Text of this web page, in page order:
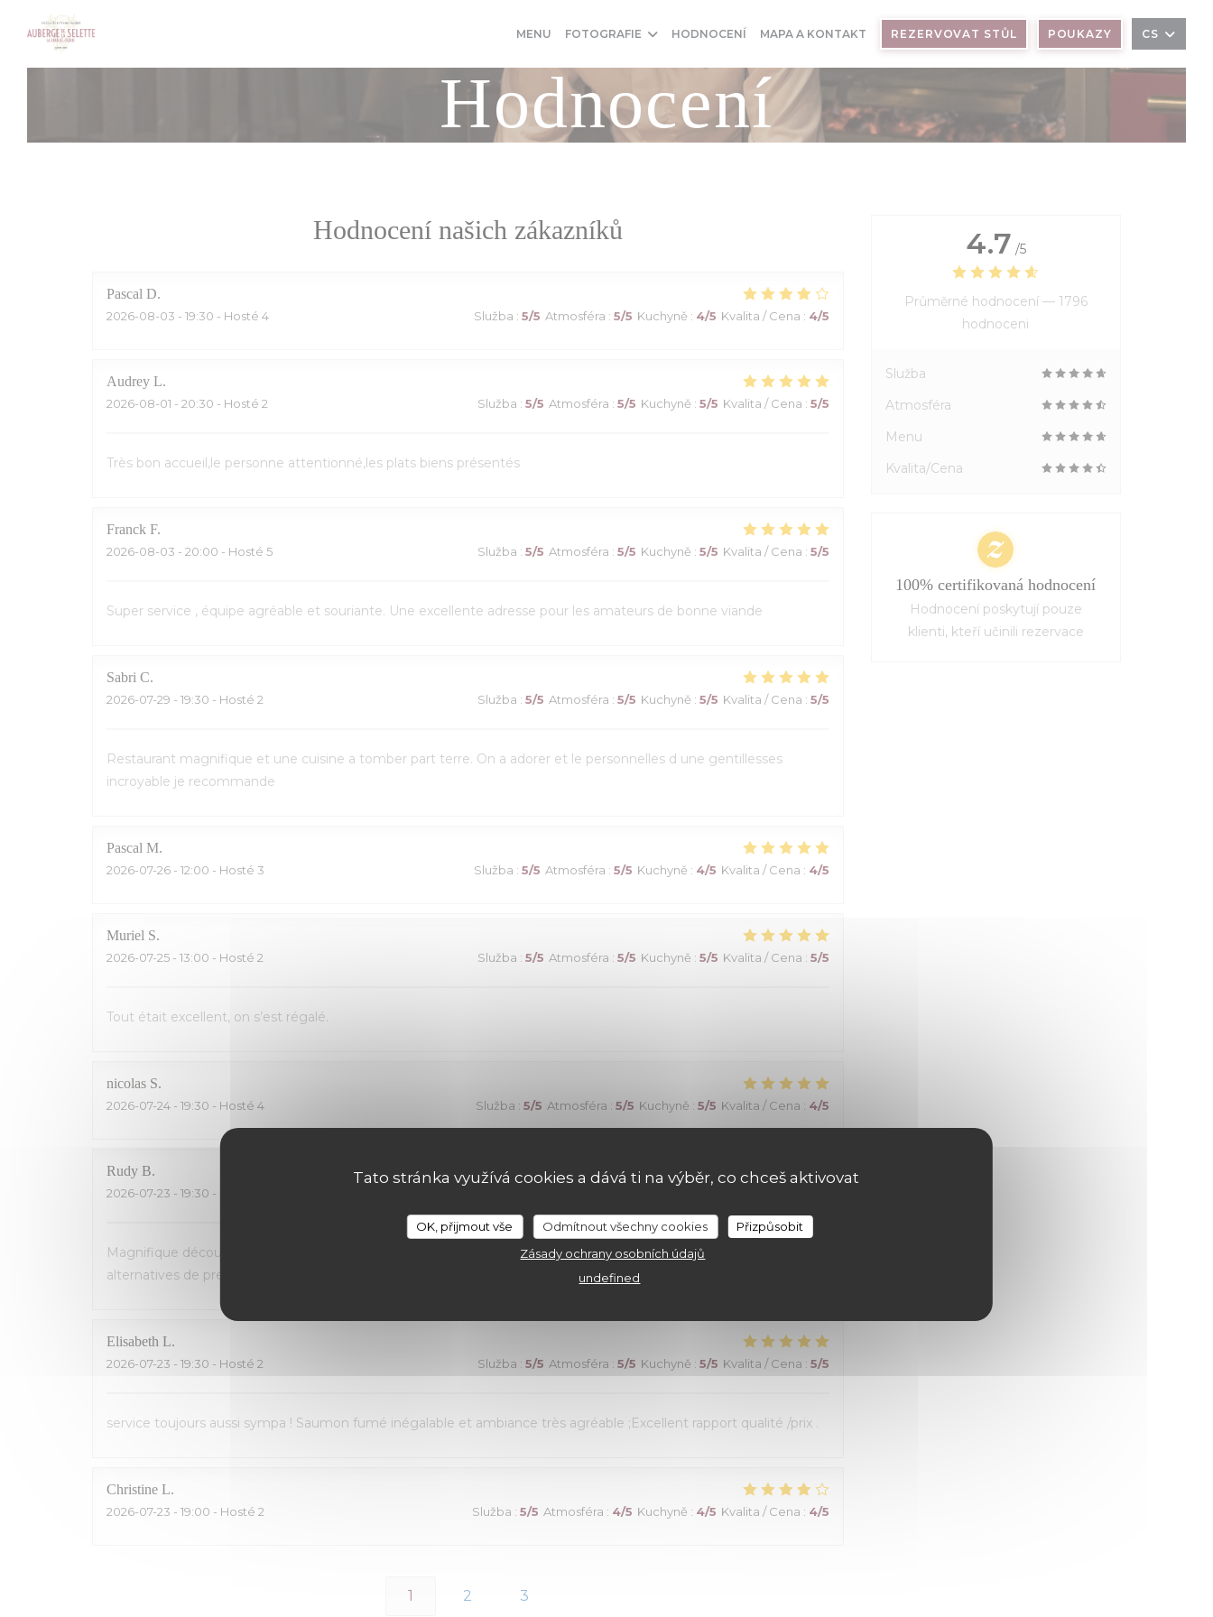
Panel pro správu cookies
Tato stránka využívá cookies a dává ti na výběr, co chceš aktivovat
OK, přijmout vše Odmítnout všechny cookies
Přizpůsobit
Zásady ochrany osobních údajů
undefined
MENU FOTOGRAFIE HODNOCENÍ MAPA A KONTAKT REZERVOVAT STŮL POUKAZY CS
Hodnocení
Hodnocení našich zákazníků
Pascal D
2026-08-03 - 19:30 - Hosté 4 Služba : 5/5 Atmosféra : 5/5 Kuchyně : 4/5 Kvalita / Cena : 4/5
Audrey L
2026-08-01 - 20:30 - Hosté 2 Služba : 5/5 Atmosféra : 5/5 Kuchyně : 5/5 Kvalita / Cena : 5/5
Très bon accueil,le personne attentionné,les plats biens présentés
Franck F
2026-08-03 - 20:00 - Hosté 5 Služba : 5/5 Atmosféra : 5/5 Kuchyně : 5/5 Kvalita / Cena : 5/5
Super service , équipe agréable et souriante. Une excellente adresse pour les amateurs de bonne viande
Sabri C
2026-07-29 - 19:30 - Hosté 2 Služba : 5/5 Atmosféra : 5/5 Kuchyně : 5/5 Kvalita / Cena : 5/5
Restaurant magnifique et une cuisine a tomber part terre. On a adorer et le personnelles d une gentillesses
incroyable je recommande
Pascal M
2026-07-26 - 12:00 - Hosté 3 Služba : 5/5 Atmosféra : 5/5 Kuchyně : 4/5 Kvalita / Cena : 4/5
Muriel S
2026-07-25 - 13:00 - Hosté 2 Služba : 5/5 Atmosféra : 5/5 Kuchyně : 5/5 Kvalita / Cena : 5/5
Tout était excellent, on s’est régalé.
nicolas S
2026-07-24 - 19:30 - Hosté 4 Služba : 5/5 Atmosféra : 5/5 Kuchyně : 5/5 Kvalita / Cena : 4/5
Rudy B
2026-07-23 - 19:30 - Hosté 5
Magnifique découverte! Accueil et service parfaits! Un choix exceptionnel de viandes maturees...avec aussi des
alternatives de premier choix (homard, poisson...). Vins fins. Une très belle adresse!
Elisabeth L
2026-07-23 - 19:30 - Hosté 2 Služba : 5/5 Atmosféra : 5/5 Kuchyně : 5/5 Kvalita / Cena : 5/5
service toujours aussi sympa ! Saumon fumé inégalable et ambiance très agréable ;Excellent rapport qualité /prix .
Christine L
2026-07-23 - 19:00 - Hosté 2 Služba : 5/5 Atmosféra : 4/5 Kuchyně : 4/5 Kvalita / Cena : 4/5
1 2 3
4.7 /5
Průměrné hodnocení — 1796
hodnoceni
Služba
Atmosféra
Menu
Kvalita/Cena
100% certifikovaná hodnocení
Hodnocení poskytují pouze
klienti, kteří učinili rezervace